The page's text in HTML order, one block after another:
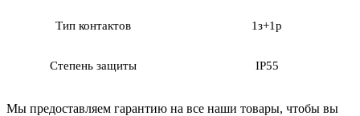
Тип контактов 1з+1р
Степень защиты IP55
Мы предоставляем гарантию на все наши товары, чтобы вы